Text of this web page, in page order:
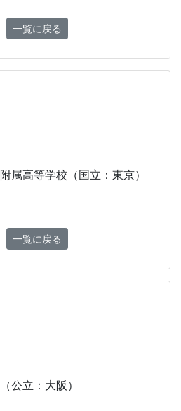
一覧に戻る
属高等学校（国立：東京）
一覧に戻る
公立：大阪）